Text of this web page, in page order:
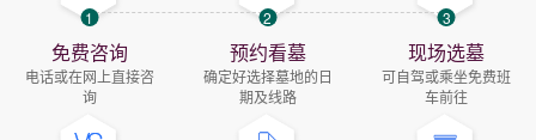
1
免费咨询
电话或在网上直接咨
询
2
预约看墓
确定好选择墓地的日
期及线路
3
现场选墓
可自驾或乘坐免费班
车前往